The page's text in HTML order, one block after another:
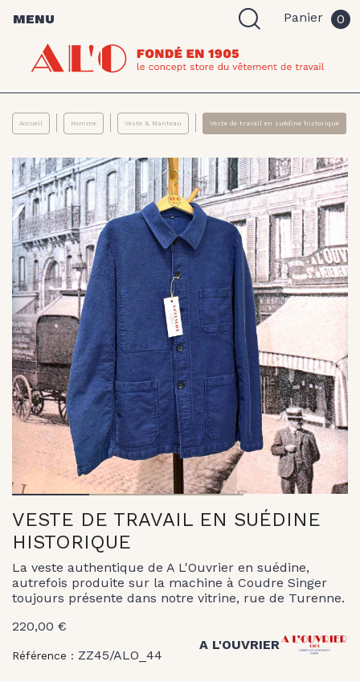
MENU Panier 0
Accueil Homme Veste & Manteau Veste de travail en suédine historique
1 2 3
VESTE DE TRAVAIL EN SUÉDINE
HISTORIQUE
La veste authentique de A L'Ouvrier en suédine,
autrefois produite sur la machine à Coudre Singer
toujours présente dans notre vitrine, rue de Turenne.
220,00 €
Référence : ZZ45/ALO_44
A L'OUVRIER